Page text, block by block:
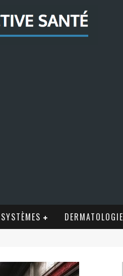
SYSTÈMES DERMATOLOGIE